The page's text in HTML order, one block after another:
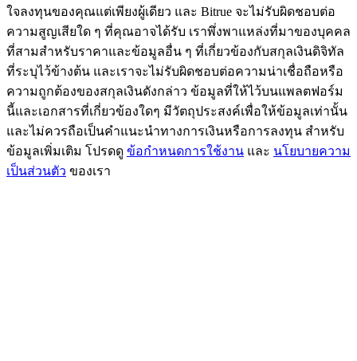
กิจกรรมเพิ่มเติม
รับรางวัลและสิทธิพิเศษสุดพิเศษ
ศูนย์รางวัล
เข้าสู่ระบบลงชื่อ
ใจลงทุนของคุณแต่เพียงผู้เดียว และ Bitrue จะไม่รับผิดชอบต่อ
ความสูญเสียใด ๆ ที่คุณอาจได้รับ เราพึ่งพาแหล่งที่มาของบุคคล
ที่สามสำหรับราคาและข้อมูลอื่น ๆ ที่เกี่ยวข้องกับสกุลเงินดิจิทัล
ที่ระบุไว้ข้างต้น และเราจะไม่รับผิดชอบต่อความน่าเชื่อถือหรือ
ความถูกต้องของสกุลเงินดังกล่าว ข้อมูลที่ให้ไว้บนแพลตฟอร์ม
นี้และเอกสารที่เกี่ยวข้องใดๆ มีวัตถุประสงค์เพื่อให้ข้อมูลเท่านั้น
และไม่ควรถือเป็นคำแนะนำทางการเงินหรือการลงทุน สำหรับ
ข้อมูลเพิ่มเติม โปรดดู ข้อกำหนดการใช้งาน และ นโยบายความ
เป็นส่วนตัว ของเรา